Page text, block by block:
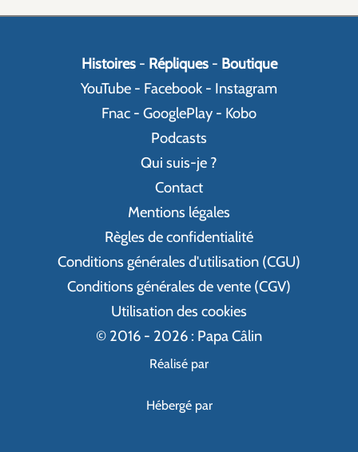
Histoires- Répliques- Boutique
YouTube - Facebook - Instagram
Fnac - GooglePlay - Kobo
Podcasts
Qui suis-je ?
Contact
Mentions légales
Règles de confidentialité
Conditions générales d'utilisation (CGU)
Conditions générales de vente (CGV)
Utilisation des cookies
© 2016 - 2026 : Papa Câlin
Réalisé par
Hébergé par